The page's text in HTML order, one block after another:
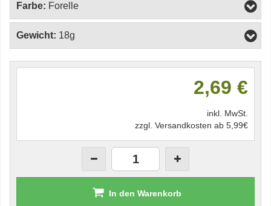
Farbe: Forelle
Gewicht: 18g
2,69 €
inkl. MwSt.
zzgl. Versandkosten ab 5,99€
In den Warenkorb